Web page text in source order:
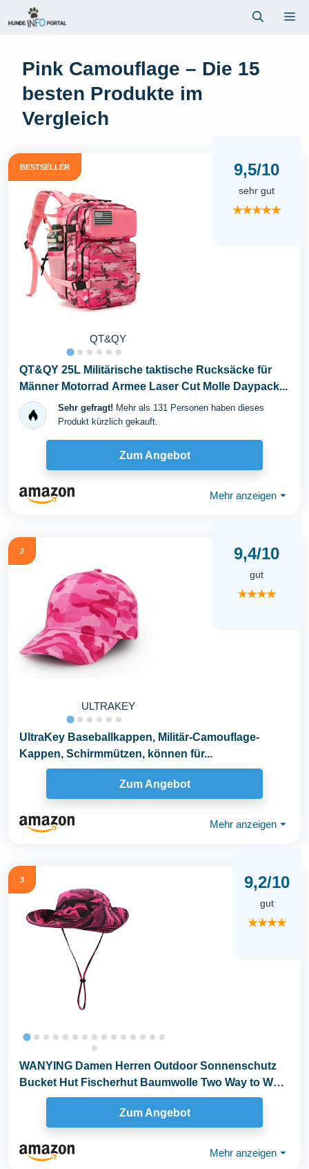
Inhalt
Pink Camouflage – Die 15
besten Produkte im
Vergleich
BESTSELLER
QT&QY
9,5/10
sehr gut
★★★★★
QT&QY 25L Militärische taktische Rucksäcke für
Männer Motorrad Armee Laser Cut Molle Daypack...
Sehr gefragt! Mehr als 131 Personen haben dieses
Produkt kürzlich gekauft.
Zum Angebot
Mehr anzeigen ⏷
2
ULTRAKEY
9,4/10
gut
★★★★
UltraKey Baseballkappen, Militär-Camouflage-
Kappen, Schirmmützen, können für...
Zum Angebot
Mehr anzeigen ⏷
3 9,2/10
gut
★★★★
WANYING Damen Herren Outdoor Sonnenschutz
Bucket Hut Fischerhut Baumwolle Two Way to Wear
Zum Angebot
Mehr anzeigen ⏷